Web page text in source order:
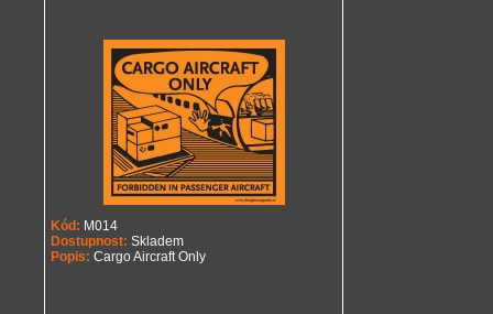
Kód: M014
Dostupnost: Skladem
Popis: Cargo Aircraft Only